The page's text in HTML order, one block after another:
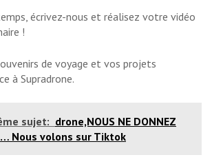
écrivez-nous et réalisez votre vidéo
!
de voyage et vos projets
à Supradrone.
sujet: drone,NOUS NE DONNEZ
… Nous volons sur Tiktok